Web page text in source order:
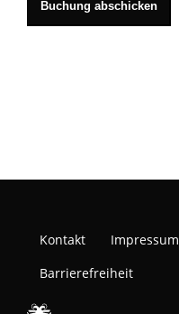
Kontakt Impressum
Barrierefreiheit